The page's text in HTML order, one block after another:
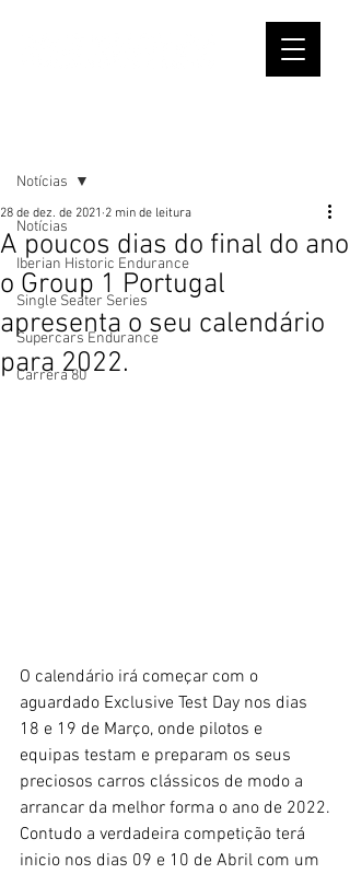
Notícias
Iberian Historic Endurance
Single Seater Series
Supercars Endurance
Carrera 80
Notícias
A poucos dias do final do ano
o Group 1 Portugal
apresenta o seu calendário
para 2022.
28 de dez. de 2021 2 min de leitura
O calendário irá começar com o
aguardado Exclusive Test Day nos dias
18 e 19 de Março, onde pilotos e
equipas testam e preparam os seus
preciosos carros clássicos de modo a
arrancar da melhor forma o ano de 2022.
Contudo a verdadeira competição terá
inicio nos dias 09 e 10 de Abril com um